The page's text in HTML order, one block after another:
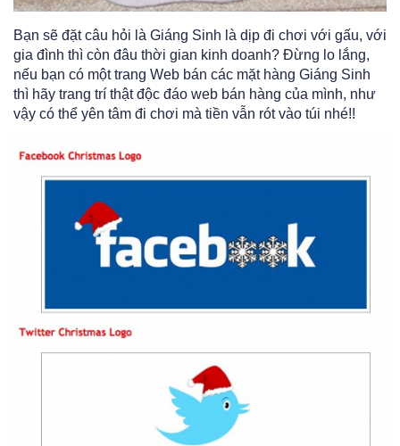
Bạn sẽ đặt câu hỏi là Giáng Sinh là dịp đi chơi với gấu, với
gia đình thì còn đâu thời gian kinh doanh? Đừng lo lắng,
nếu bạn có một trang Web bán các mặt hàng Giáng Sinh
thì hãy trang trí thật độc đáo web bán hàng của mình, như
vậy có thể yên tâm đi chơi mà tiền vẫn rót vào túi nhé!!